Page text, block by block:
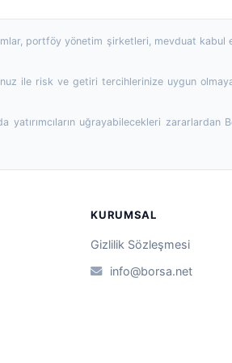
portföy yönetim şirketleri, mevduat kabul
ile risk ve getiri tercihlerinize uygun
uğrayabilecekleri zararlardan
KURUMSAL
Gizlilik Sözleşmesi
info@borsa.net